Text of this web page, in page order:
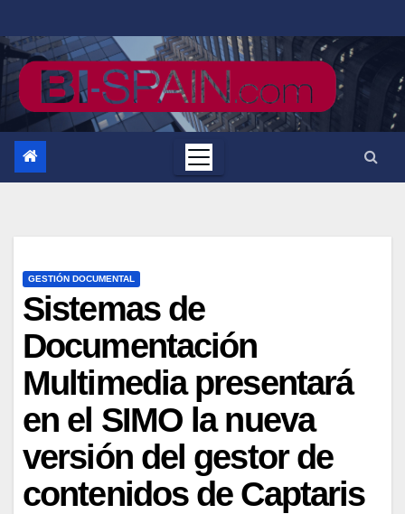
al
contenido
GESTIÓN DOCUMENTAL
Sistemas de
Documentación
Multimedia presentará
en el SIMO la nueva
versión del gestor de
contenidos de Captaris